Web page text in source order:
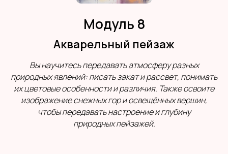
Модуль 8
Акварельный пейзаж
Вы научитесь передавать атмосферу разных
природных явлений: писать закат и рассвет, понимать
их цветовые особенности и различия. Также освоите
изображение снежных гор и освещённых вершин,
чтобы передавать настроение и глубину
природных пейзажей.